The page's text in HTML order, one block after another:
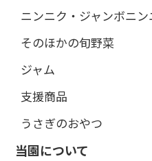
ニンニク・ジャンボニン
そのほかの旬野菜
ジャム
支援商品
うさぎのおやつ
当園について